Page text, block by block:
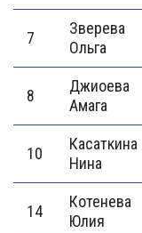
7
Зверева
Ольга
8
Джиоева
Амага
10
Касаткина
Нина
14
Котенева
Юлия